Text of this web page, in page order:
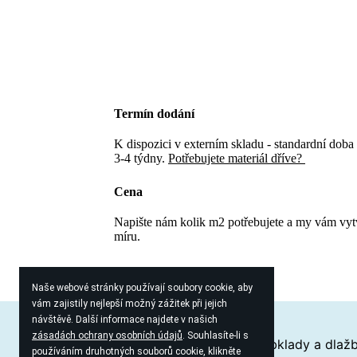
Naše webové stránky používají soubory cookie, aby
vám zajistily nejlepší možný zážitek při jejich
návštěvě. Další informace najdete v našich
zásadách ochrany osobních údajů. Souhlasíte-li s
používáním druhotných souborů cookie, klikněte
Termín dodání
K dispozici v externím skladu - standardní doba
3-4 týdny. Potřebujete materiál dříve?
Cena
Napište nám kolik m2 potřebujete a my vám
míru.
Proč zvolit keramiku?Průvodce obklady a